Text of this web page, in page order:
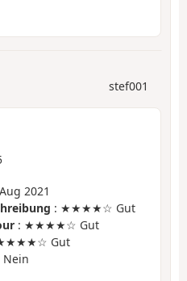
stef001
2021
: ★★★★☆ Gut
: ★★★★☆ Gut
Gut
Nein